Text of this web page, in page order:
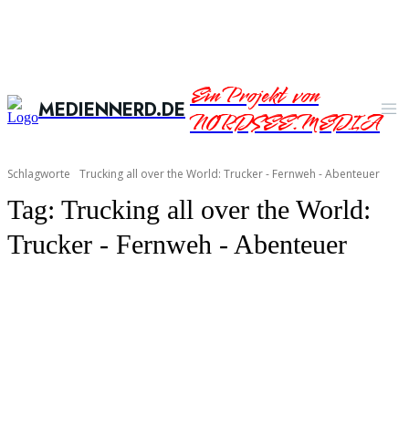
MEDIENNERD.DEEin Projekt von
NORDSEE.MEDIA
Schlagworte Trucking all over the World: Trucker - Fernweh - Abenteuer
Tag: Trucking all over the World:
Trucker - Fernweh - Abenteuer